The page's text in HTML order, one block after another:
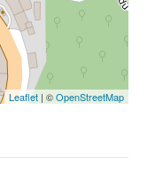
Leaflet | ©OpenStreetMap